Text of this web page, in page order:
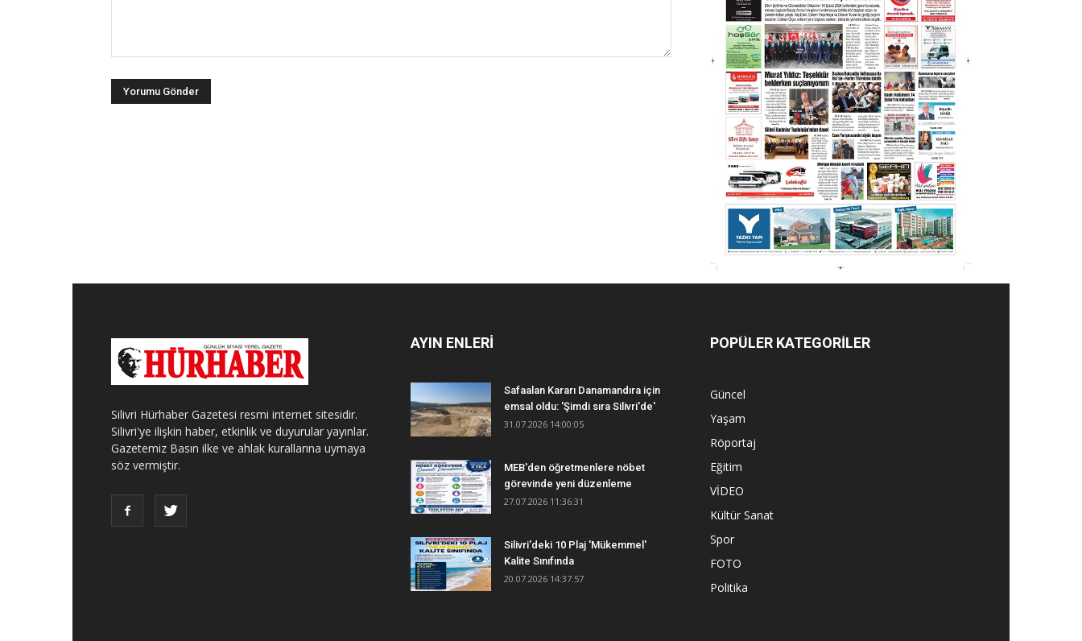
Silivri Hürhaber Gazetesi resmi internet sitesidir.
Silivri'ye ilişkin haber, etkinlik ve duyurular yayınlar.
Gazetemiz Basın ilke ve ahlak kurallarına uymaya
söz vermiştir.
AYIN ENLERİ
Safaalan Kararı Danamandıra için
emsal oldu: 'Şimdi sıra Silivri'de'
31.07.2026 14:00:05
MEB'den öğretmenlere nöbet
görevinde yeni düzenleme
27.07.2026 11:36:31
Silivri'deki 10 Plaj 'Mükemmel'
Kalite Sınıfında
20.07.2026 14:37:57
POPÜLER KATEGORİLER
Güncel
Yaşam
Röportaj
Eğitim
VİDEO
Kültür Sanat
Spor
FOTO
Politika